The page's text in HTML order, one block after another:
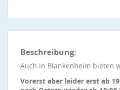
Beschreibung:
Auch in Blankenheim bieten
Vorerst aber leider erst ab